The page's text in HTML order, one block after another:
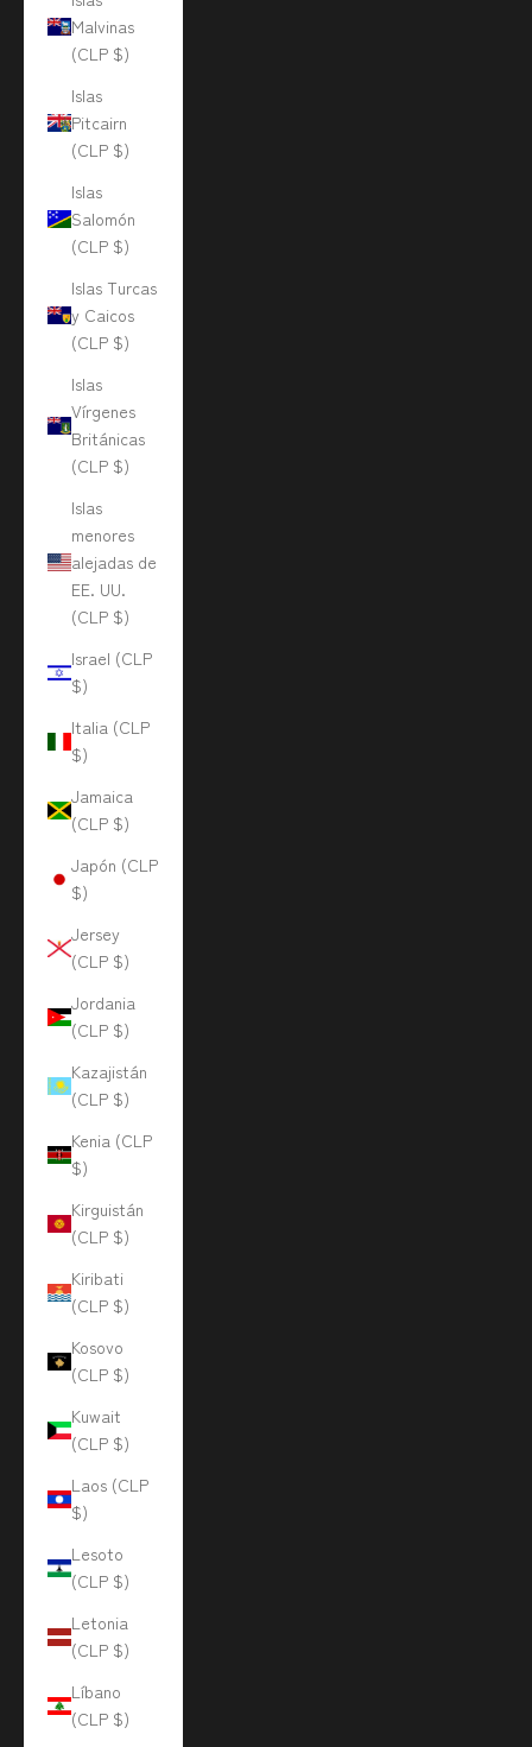
Malvinas
(CLP $)
Islas
Pitcairn
(CLP $)
Islas
Salomón
(CLP $)
Islas Turcas
y Caicos
(CLP $)
Islas
Vírgenes
Británicas
(CLP $)
Islas
menores
alejadas de
EE. UU.
(CLP $)
Israel (CLP
$)
Italia (CLP
$)
Jamaica
(CLP $)
Japón (CLP
$)
Jersey
(CLP $)
Jordania
(CLP $)
Kazajistán
(CLP $)
Kenia (CLP
$)
Kirguistán
(CLP $)
Kiribati
(CLP $)
Kosovo
(CLP $)
Kuwait
(CLP $)
Laos (CLP
$)
Lesoto
(CLP $)
Letonia
(CLP $)
Líbano
(CLP $)